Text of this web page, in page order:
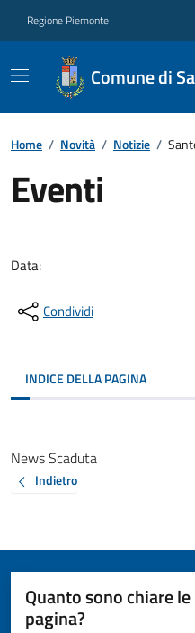
Regione Piemonte
Comune di
Home / Novità / Notizie /
Eventi
Data:
Condividi
INDICE DELLA PAGINA
News Scaduta
Indietro
Quanto sono chiare
pagina?